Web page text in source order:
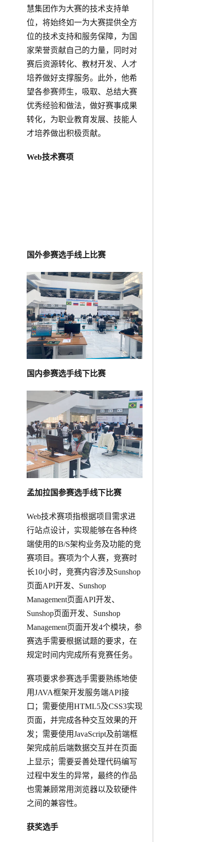
慧集团作为大赛的技术支持单
位，将始终如一为大赛提供全方
位的技术支持和服务保障，为国
家荣誉贡献自己的力量，同时对
赛后资源转化、教材开发、人才
培养做好支撑服务。此外，他希
望各参赛师生，吸取、总结大赛
优秀经验和做法，做好赛事成果
转化，为职业教育发展、技能人
才培养做出积极贡献。
Web技术赛项
国外参赛选手线上比赛
国内参赛选手线下比赛
孟加拉国参赛选手线下比赛
Web技术赛项指根据项目需求进
行站点设计，实现能够在各种终
端使用的B/S架构业务及功能的竞
赛项目。赛项为个人赛，竞赛时
长10小时，竞赛内容涉及Sunshop
页面API开发、Sunshop
Management页面API开发、
Sunshop页面开发、Sunshop
Management页面开发4个模块，参
赛选手需要根据试题的要求，在
规定时间内完成所有竞赛任务。
赛项要求参赛选手需要熟练地使
用JAVA框架开发服务端API接
口；需要使用HTML5及CSS3实现
页面，并完成各种交互效果的开
发；需要使用JavaScript及前端框
架完成前后端数据交互并在页面
上显示；需要妥善处理代码编写
过程中发生的异常，最终的作品
也需兼顾常用浏览器以及软硬件
之间的兼容性。
获奖选手